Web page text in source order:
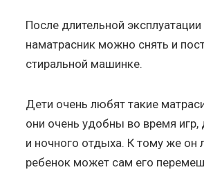
После длительной
наматрасник можно снять и
стиральной машинке.
Дети очень любят такие
они очень удобны во время игр,
и ночного отдыха. К тому же он
ребенок может сам его